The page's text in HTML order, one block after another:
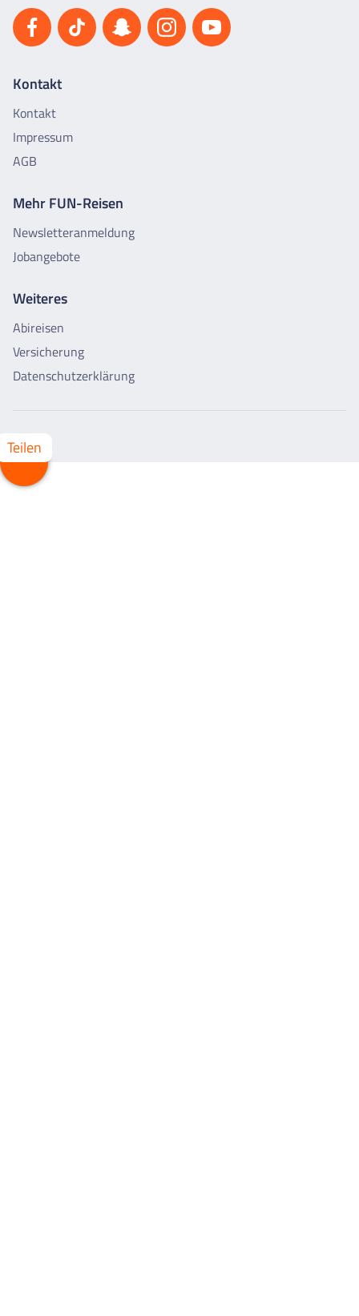
Kontakt
Kontakt
Impressum
AGB
Mehr FUN-Reisen
Newsletteranmeldung
Jobangebote
Weiteres
Abireisen
Versicherung
Datenschutzerklärung
Teilen
Whatsapp
Facebook
X